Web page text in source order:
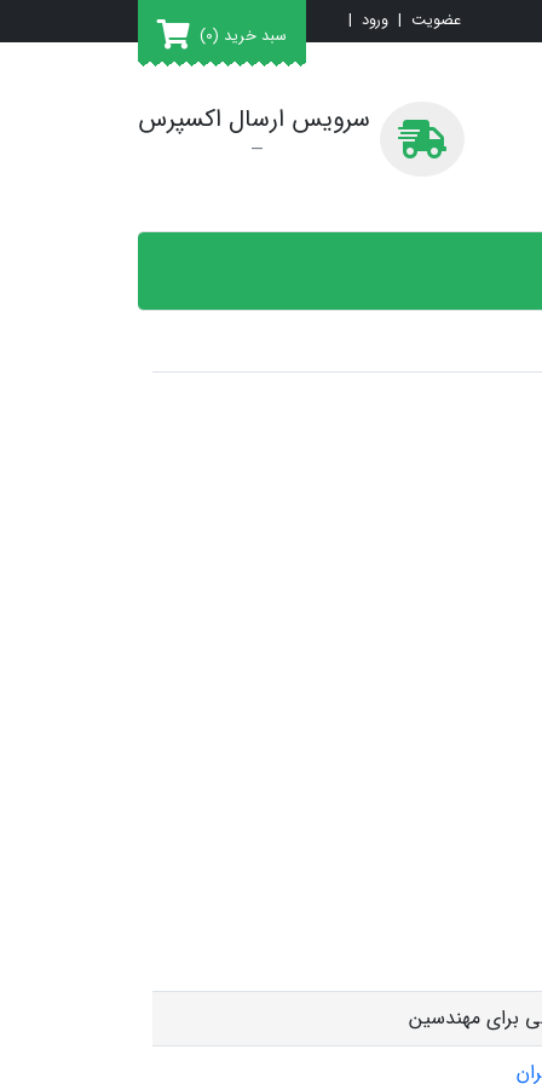
عضویت | ورود |
سبد خرید (0)
سرویس ارسال اکسپرس
برای مهندسین